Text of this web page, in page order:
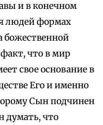
и в конечном
людей формах
божественной
что в мир
свое основание в
Его и именно
Сын подчинен
думать, что